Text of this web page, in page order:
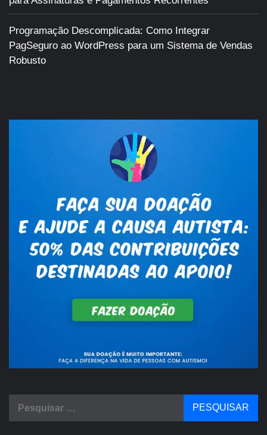
Programação Descomplicada: Como Integrar
PagSeguro ao WordPress para um Sistema de Vendas
Robusto